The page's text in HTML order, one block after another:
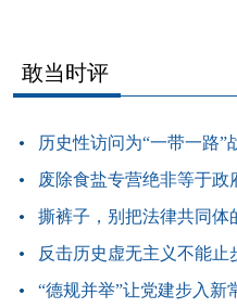
敢当时评
历史性访问为“一带一路”
废除食盐专营绝非等于政
撕裤子，别把法律共同体
反击历史虚无主义不能止
“德规并举”让党建步入新